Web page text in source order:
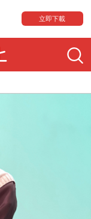
立即下載